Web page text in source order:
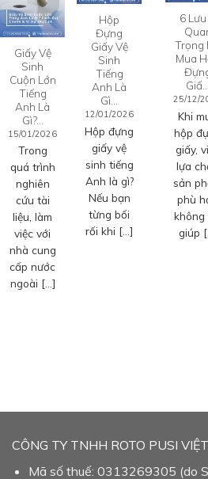
Giấy Vệ
Sinh
Cuộn Lớn
Tiếng
Anh Là
Gì?…
15/01/2026
Trong
quá trình
nghiên
cứu tài
liệu, làm
việc với
nhà cung
cấp nước
ngoài […]
Hộp
Đựng
Giấy Vệ
Sinh
Tiếng
Anh Là
Gì…
12/01/2026
Hộp đựng
giấy vệ
sinh tiếng
Anh là gì?
Nếu bạn
từng bối
rối khi […]
6
Trọng
Mua
Giấ…
25/12/
Khi
hộp
giấy,
lựa
sản
phù
không
giúp
CÔNG TY TNHH ROTO PUSI
Mã số thuế: 0313269305 (do